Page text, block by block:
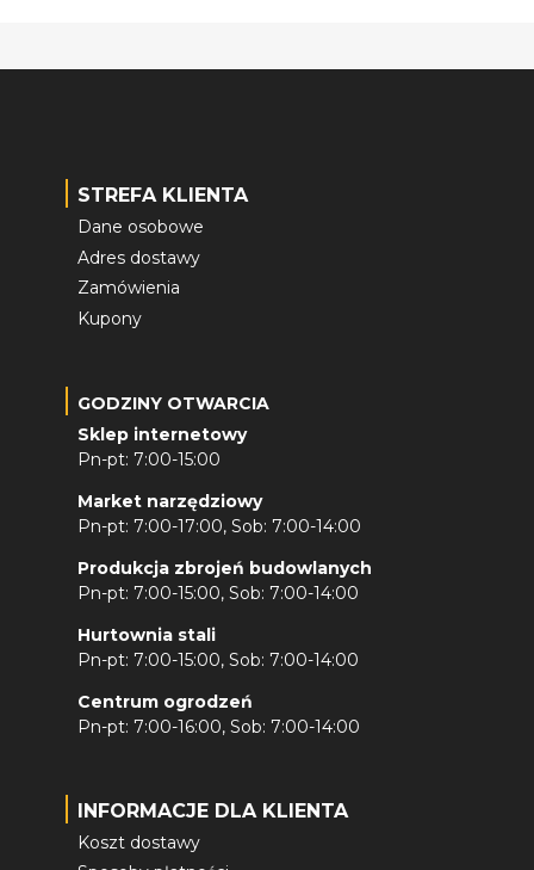
STREFA KLIENTA
Dane osobowe
Adres dostawy
Zamówienia
Kupony
GODZINY OTWARCIA
Sklep internetowy
Pn-pt: 7:00-15:00
Market narzędziowy
Pn-pt: 7:00-17:00, Sob: 7:00-14:00
Produkcja zbrojeń budowlanych
Pn-pt: 7:00-15:00, Sob: 7:00-14:00
Hurtownia stali
Pn-pt: 7:00-15:00, Sob: 7:00-14:00
Centrum ogrodzeń
Pn-pt: 7:00-16:00, Sob: 7:00-14:00
INFORMACJE DLA KLIENTA
Koszt dostawy